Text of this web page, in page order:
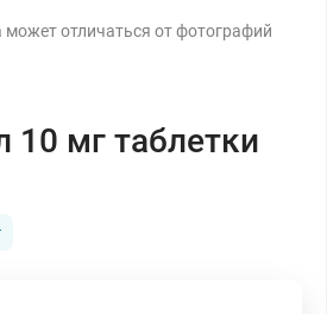
отличаться от фотографий
10 мг таблетки